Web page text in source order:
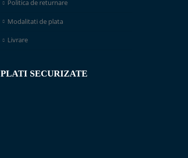
Politica de returnare
Modalitati de plata
Livrare
PLATI SECURIZATE